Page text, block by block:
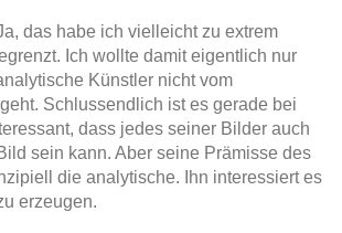
das habe ich vielleicht zu extrem
Ich wollte damit eigentlich nur
Künstler nicht vom
Schlussendlich ist es gerade bei
dass jedes seiner Bilder auch
sein kann. Aber seine Prämisse des
die analytische. Ihn interessiert es
erzeugen.